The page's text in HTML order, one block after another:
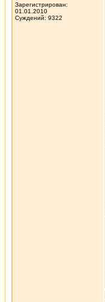
Зарегистрирован:
01.01.2010
Суждений: 9322